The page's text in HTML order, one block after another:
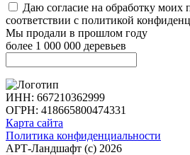
Даю согласие на обработку моих
соответствии с политикой
Мы продали в прошлом году
более 1 000 000 деревьев
ИНН: 667210362999
ОГРН: 418665800474331
Карта сайта
Политика конфиденциальности
АРТ-Ландшафт (с) 2026